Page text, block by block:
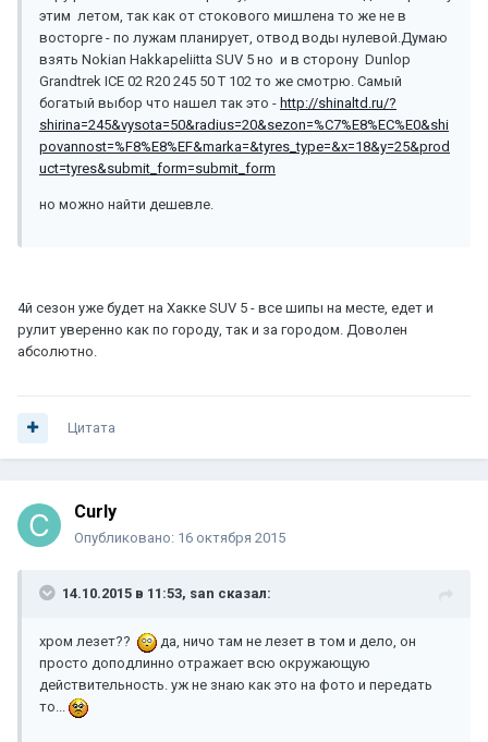
этим летом, так как от стокового мишлена то же не в
восторге - по лужам планирует, отвод воды нулевой.Думаю
взять Nokian Hakkapeliitta SUV 5 но и в сторону Dunlop
Grandtrek ICE 02 R20 245 50 T 102 то же смотрю. Самый
богатый выбор что нашел так это - http://shinaltd.ru/?
shirina=245&vysota=50&radius=20&sezon=%C7%E8%EC%E0&shi
povannost=%F8%E8%EF&marka=&tyres_type=&x=18&y=25&prod
uct=tyres&submit_form=submit_form
но можно найти дешевле.
4й сезон уже будет на Хакке SUV 5 - все шипы на месте, едет и
рулит уверенно как по городу, так и за городом. Доволен
абсолютно.
Цитата
Curly
Опубликовано: 16 октября 2015
14.10.2015 в 11:53, san сказал:
хром лезет??
да, ничо там не лезет в том и дело, он
просто доподлинно отражает всю окружающую
действительность. уж не знаю как это на фото и передать
то...